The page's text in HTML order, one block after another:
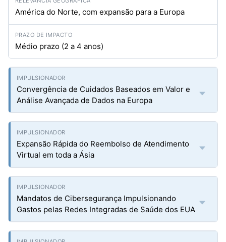
América do Norte, com expansão para a Europa
Médio prazo (2 a 4 anos)
Convergência de Cuidados Baseados em Valor e
Análise Avançada de Dados na Europa
Expansão Rápida do Reembolso de Atendimento
Virtual em toda a Ásia
Mandatos de Cibersegurança Impulsionando
Gastos pelas Redes Integradas de Saúde dos EUA